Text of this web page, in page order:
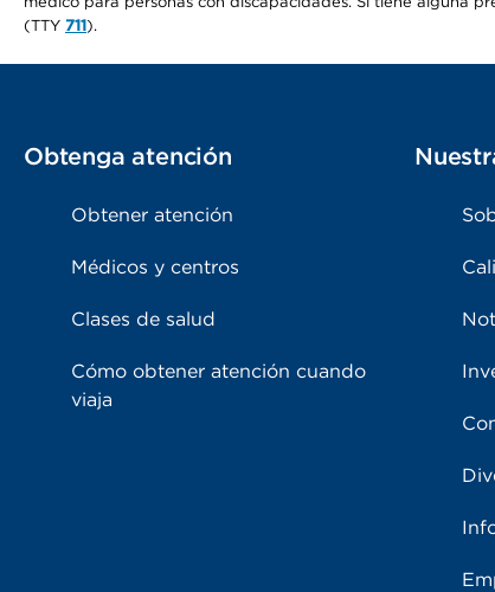
(TTY 711).
Obtenga atención
Obtener atención
Médicos y centros
Clases de salud
Cómo obtener atención cuando
viaja